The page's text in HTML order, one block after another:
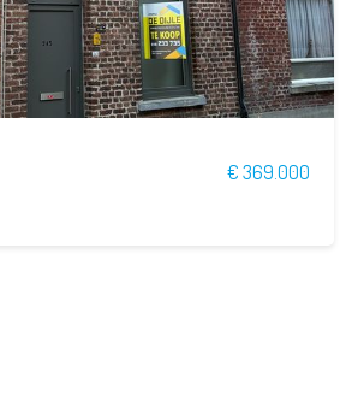
€ 369.000